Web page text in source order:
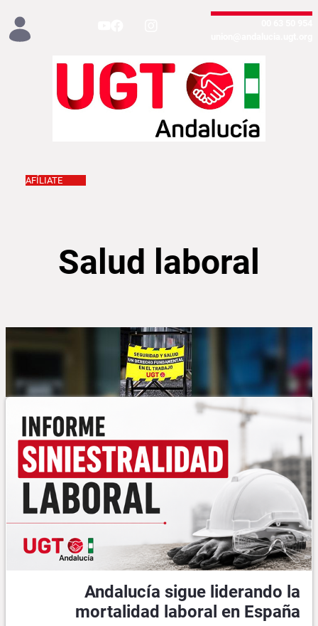
تخطي إلى المحتوى الرئيسي
Salud laboral
Andalucía sigue liderando la
mortalidad laboral en España